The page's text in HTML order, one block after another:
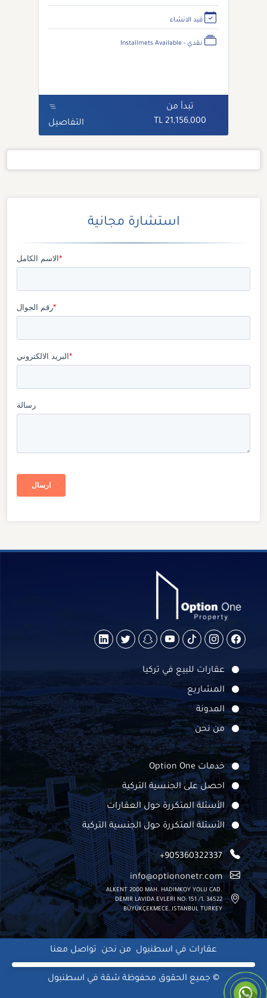
قيد الانشاء
نقدي - Installmets Available
تبدأ من
21,156,000 TL
التفاصيل
استشارة مجانية
عقارات للبيع في تركيا
المشاريع
المدونة
من نحن
خدمات Option One
احصل على الجنسية التركية
الأسئلة المتكررة حول العقارات
الأسئلة المتكررة حول الجنسية التركية
+905360322337
info@optiononetr.com
ALKENT 2000 MAH. HADIMKOY YOLU CAD.
DEMIR LAVIDA EVLERI NO: 151 /1, 34522
BÜYÜKÇEKMECE, ISTANBUL TURKEY
عقارات في اسطنبول من نحن تواصل معنا
© جميع الحقوق محفوظة شقة في اسطنبول